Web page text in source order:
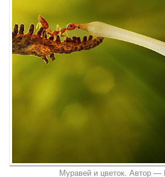
Муравей и цветок. Автор —